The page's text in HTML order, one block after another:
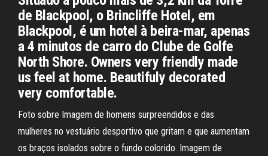
de Blackpool, o Brincliffe Hotel, em
Blackpool, é um hotel à beira-mar, apenas
a 4 minutos de carro do Clube de Golfe
North Shore. Owners very friendly made
us feel at home. Beautifuly decorated
very comfortable.
Foto sobre Imagem de homens surpreendidos e das
mulheres no vestuário desportivo que gritam e que aumentam
os braços isolados sobre o fundo colorido. Imagem de